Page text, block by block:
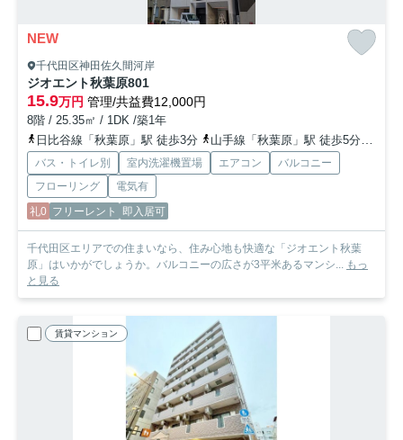
NEW
千代田区神田佐久間河岸
ジオエント秋葉原801
15.9万円 管理/共益費12,000円
8階 / 25.35㎡ / 1DK /築1年
日比谷線「秋葉原」駅 徒歩3分
山手線「秋葉原」駅 徒歩5分
バス・トイレ別 室内洗濯機置場 エアコン
バルコニー
フローリング
電気有
礼0 フリーレント 即入居可
千代田区エリアでの住まいなら、住み心地も快適な「ジオエント秋葉
原」はいかがでしょうか。バルコニーの広さが3平米あるマンシ... もっ
と見る
賃貸マンション